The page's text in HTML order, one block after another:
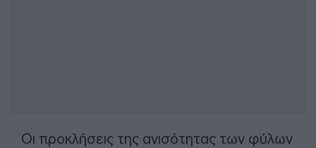
Οι προκλήσεις της ανισότητας των φύλων